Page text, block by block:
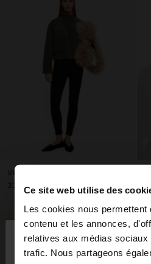
Ce site web utilise des
Les cookies nous permettent
contenu et les annonces,
relatives aux médias
trafic. Nous partageons
bonjour